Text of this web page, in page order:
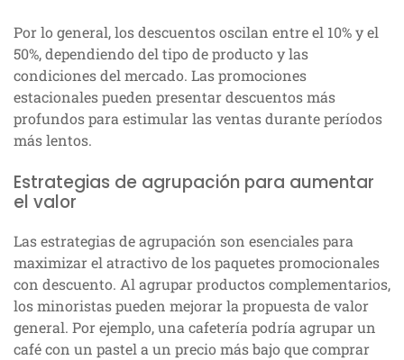
Por lo general, los descuentos oscilan entre el 10% y el
50%, dependiendo del tipo de producto y las
condiciones del mercado. Las promociones
estacionales pueden presentar descuentos más
profundos para estimular las ventas durante períodos
más lentos.
Estrategias de agrupación para aumentar
el valor
Las estrategias de agrupación son esenciales para
maximizar el atractivo de los paquetes promocionales
con descuento. Al agrupar productos complementarios,
los minoristas pueden mejorar la propuesta de valor
general. Por ejemplo, una cafetería podría agrupar un
café con un pastel a un precio más bajo que comprar